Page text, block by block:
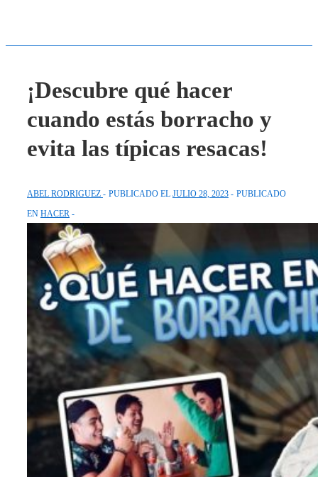
¡Descubre qué hacer
cuando estás borracho y
evita las típicas resacas!
ABEL RODRIGUEZ PUBLICADO EL JULIO 28, 2023
PUBLICADO
EN HACER